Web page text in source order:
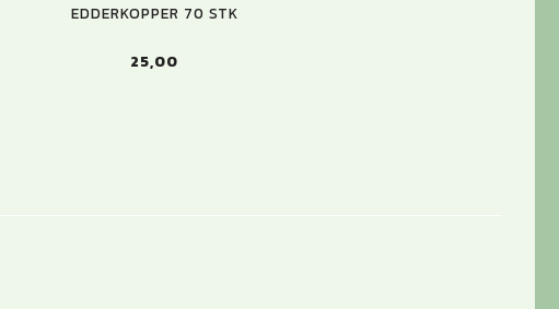
EDDERKOPPER 70 STK
25,00